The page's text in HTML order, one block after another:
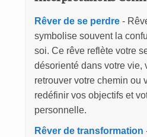
Rêver de se perdre-
symbolise souvent la
soi. Ce rêve reflète votre
désorienté dans votre vie,
retrouver votre chemin ou
redéfinir vos objectifs et
personnelle.
Rêver de transformation